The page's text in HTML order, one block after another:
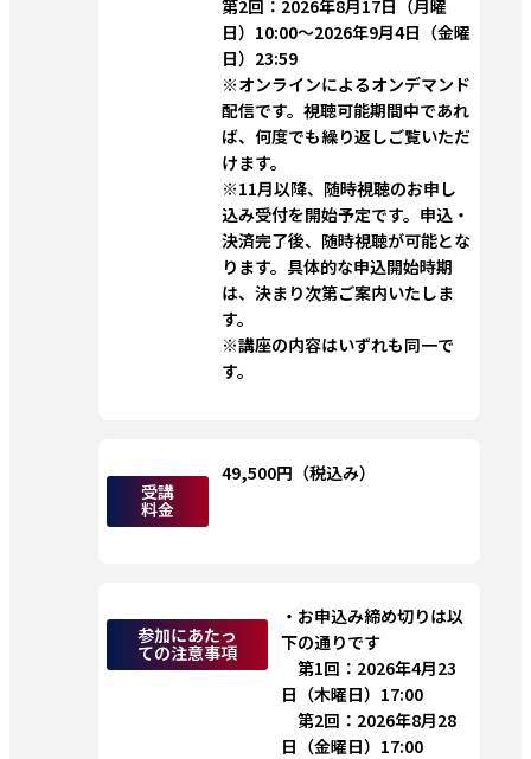
第2回：2026年8月17日（月曜
日）10:00～2026年9月4日（金曜
日）23:59
※オンラインによるオンデマンド
配信です。視聴可能期間中であれ
ば、何度でも繰り返しご覧いただ
けます。
※11月以降、随時視聴のお申し
込み受付を開始予定です。申込・
決済完了後、随時視聴が可能とな
ります。具体的な申込開始時期
は、決まり次第ご案内いたしま
す。
※講座の内容はいずれも同一で
す。
受講
料金
49,500円（税込み）
参加にあたっ
ての注意事項
・お申込み締め切りは以
下の通りです
第1回：2026年4月23
日（木曜日）17:00
第2回：2026年8月28
日（金曜日）17:00